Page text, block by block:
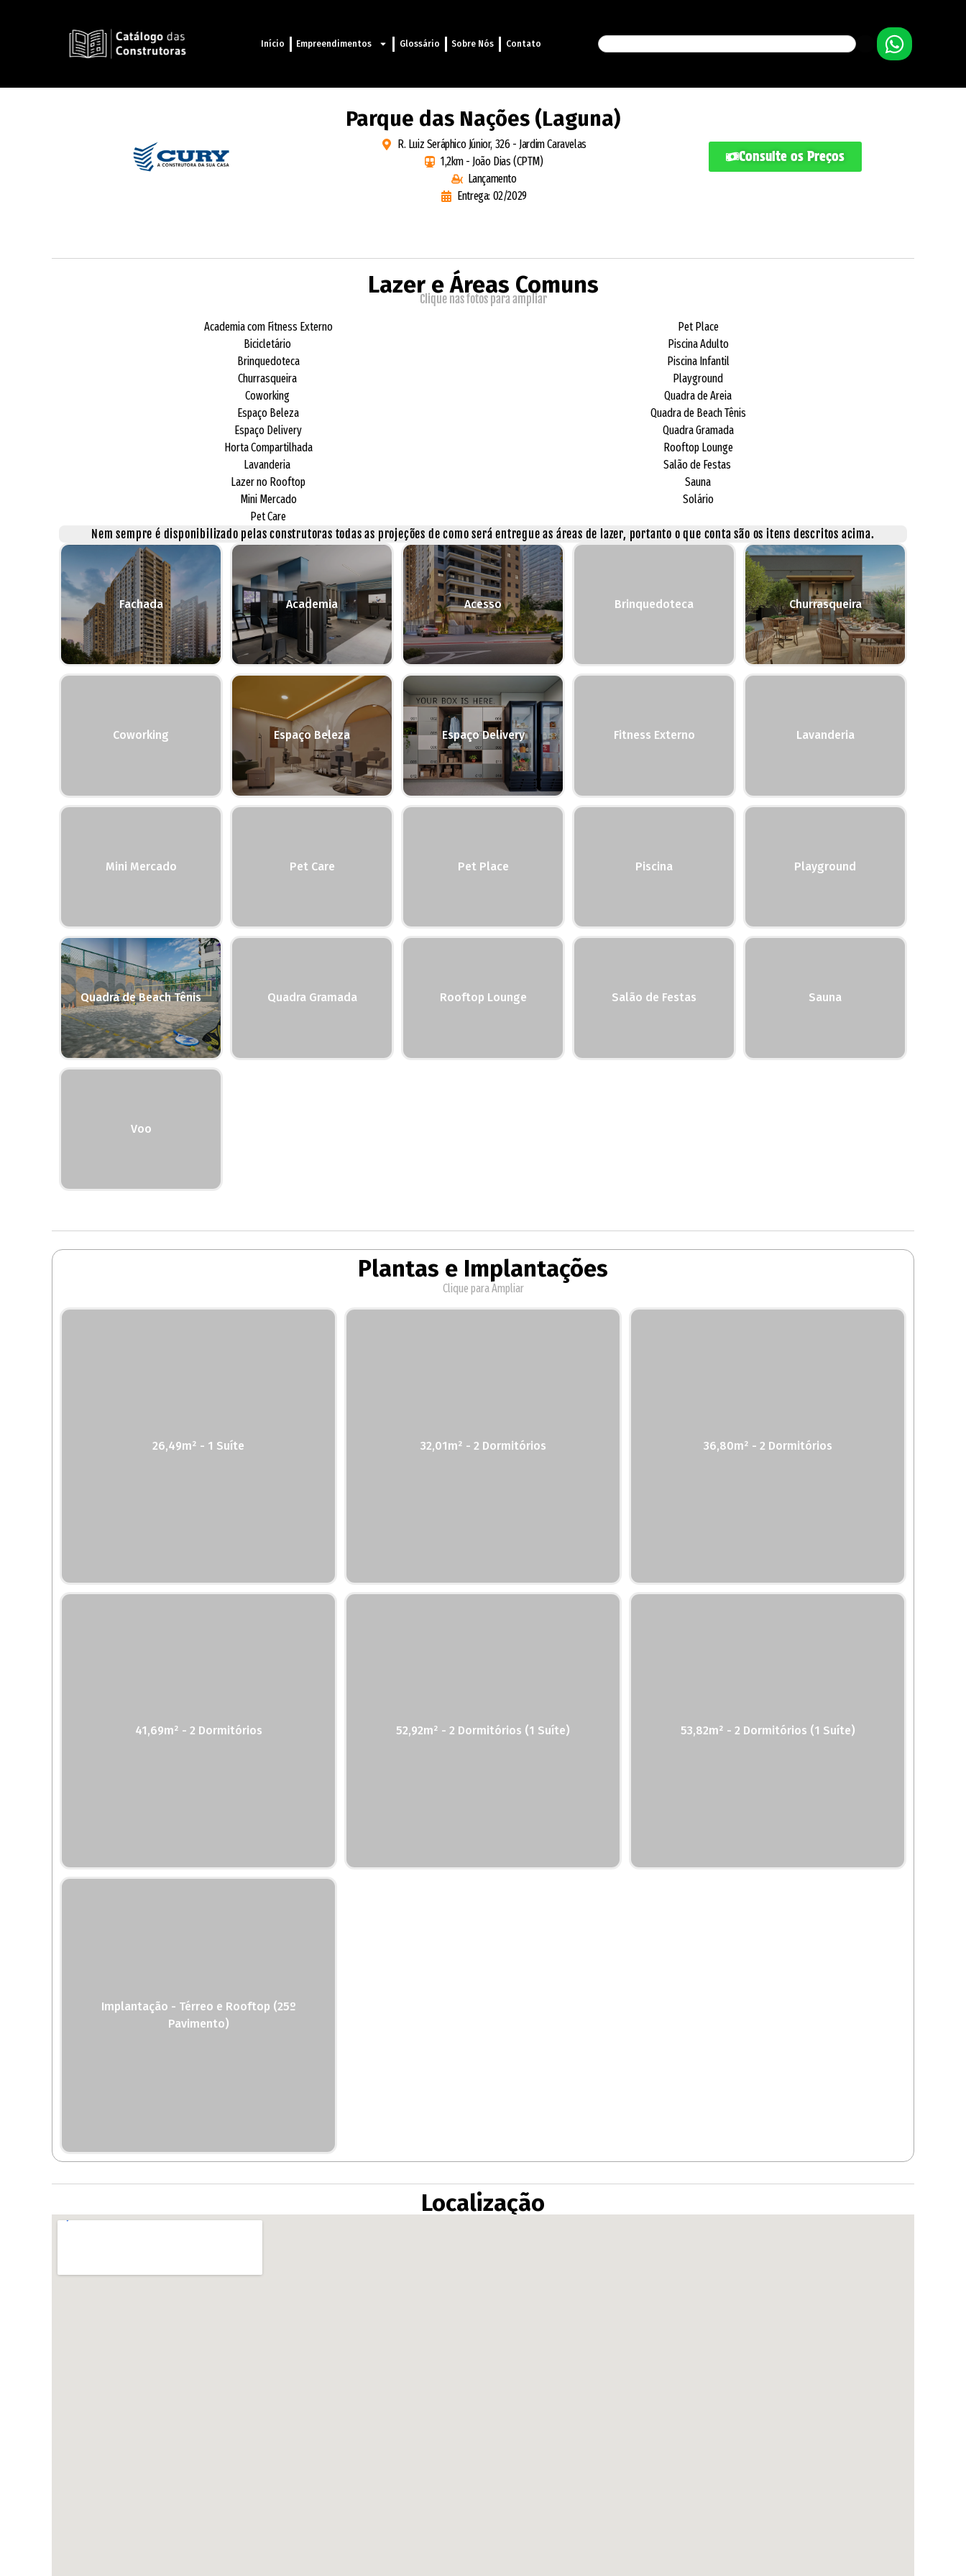
Início Empreendimentos Glossário Sobre Nós Contato
Parque das Nações (Laguna)
R. Luiz Seráphico Júnior, 326 - Jardim Caravelas
1,2km - João Dias (CPTM)
Lançamento
Entrega: 02/2029
Consulte os Preços
Lazer e Áreas Comuns
Clique nas fotos para ampliar
Academia com Fitness Externo
Bicicletário
Brinquedoteca
Churrasqueira
Coworking
Espaço Beleza
Espaço Delivery
Horta Compartilhada
Lavanderia
Lazer no Rooftop
Mini Mercado
Pet Care
Pet Place
Piscina Adulto
Piscina Infantil
Playground
Quadra de Areia
Quadra de Beach Tênis
Quadra Gramada
Rooftop Lounge
Salão de Festas
Sauna
Solário
Nem sempre é disponibilizado pelas construtoras todas as projeções de como será entregue as áreas de lazer, portanto o que conta são os itens descritos acima.
Fachada Academia Acesso Brinquedoteca Churrasqueira
Coworking Espaço Beleza Espaço Delivery Fitness Externo Lavanderia
Mini Mercado Pet Care Pet Place Piscina Playground
Quadra de Beach Tênis Quadra Gramada Rooftop Lounge Salão de Festas Sauna
Voo
Plantas e Implantações
Clique para Ampliar
26,49m² - 1 Suíte 32,01m² - 2 Dormitórios 36,80m² - 2 Dormitórios
41,69m² - 2 Dormitórios 52,92m² - 2 Dormitórios (1 Suíte) 53,82m² - 2 Dormitórios (1 Suíte)
Implantação - Térreo e Rooftop (25º
Pavimento)
Localização